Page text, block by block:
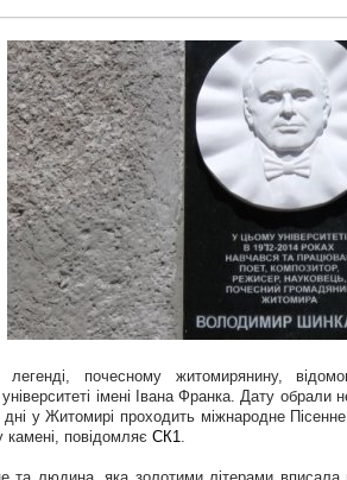
почесному житомирянину,
імені Івана Франка. Дату
у Житомирі проходить міжнародне Пісенне
повідомляє СК1.